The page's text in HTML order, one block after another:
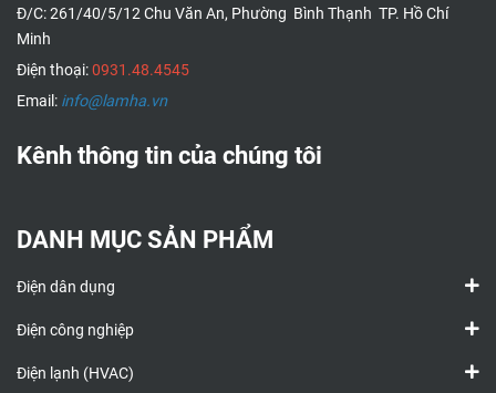
Đ/C: 261/40/5/12 Chu Văn An, Phường Bình Thạnh TP. Hồ Chí
Minh
Điện thoại:0931.48.4545
Email: info@lamha.vn
Kênh thông tin của chúng tôi
DANH MỤC SẢN PHẨM
Điện dân dụng
Điện công nghiệp
Điện lạnh (HVAC)